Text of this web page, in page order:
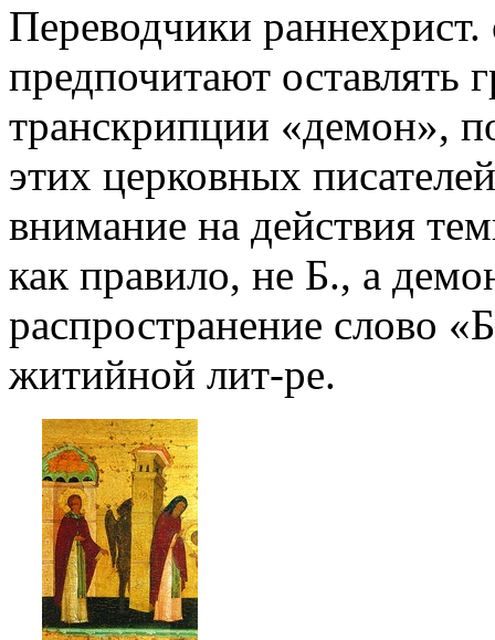
Переводчики
предпочитают оставлять
транскрипции «демон»,
этих церковных
внимание на действия
как правило, не Б., а
распространение слово
житийной лит-ре.